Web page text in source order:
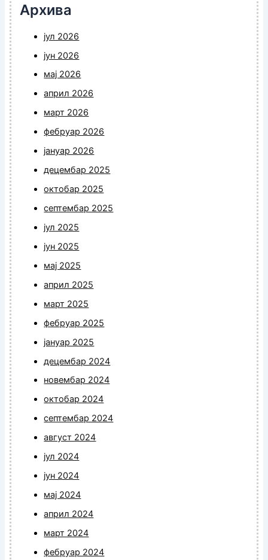
Архива
јул 2026
јун 2026
мај 2026
април 2026
март 2026
фебруар 2026
јануар 2026
децембар 2025
октобар 2025
септембар 2025
јул 2025
јун 2025
мај 2025
април 2025
март 2025
фебруар 2025
јануар 2025
децембар 2024
новембар 2024
октобар 2024
септембар 2024
август 2024
јул 2024
јун 2024
мај 2024
април 2024
март 2024
фебруар 2024